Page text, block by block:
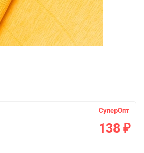
СуперОпт
138 ₽